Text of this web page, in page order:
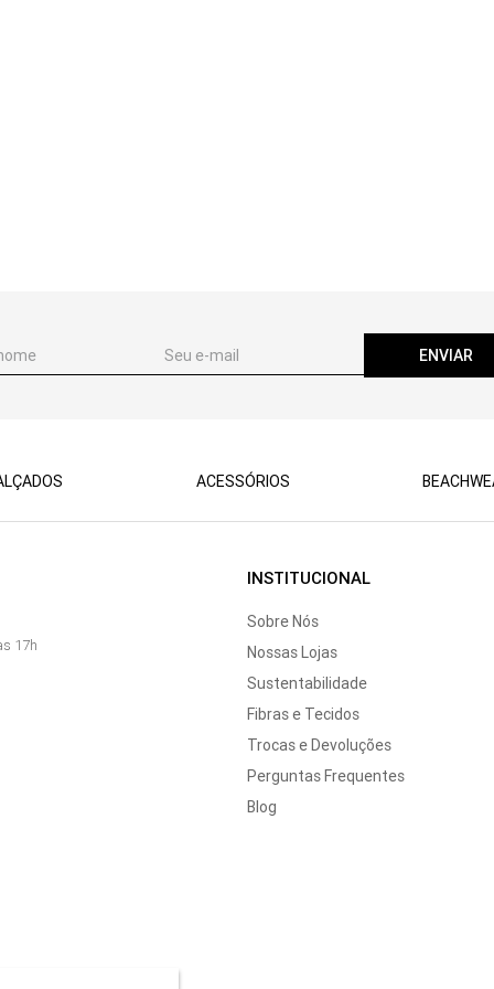
ENVIAR
ACESSÓRIOS
17h
INSTITUCIONAL
Sobre Nós
Nossas Lojas
Sustentabilidade
Fibras e Tecidos
Trocas e Devoluções
Perguntas Frequentes
Blog